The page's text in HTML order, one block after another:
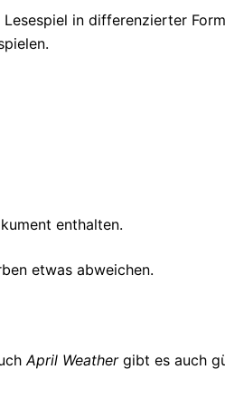
in differenzierter
enthalten.
etwas abweichen.
April Weathergibt es auch